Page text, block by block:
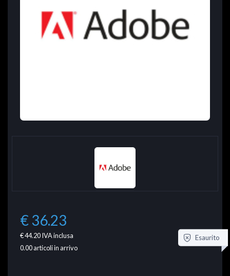
€ 36.23
€ 44.20IVA inclusa
0.00articoli in arrivo
Esaurito